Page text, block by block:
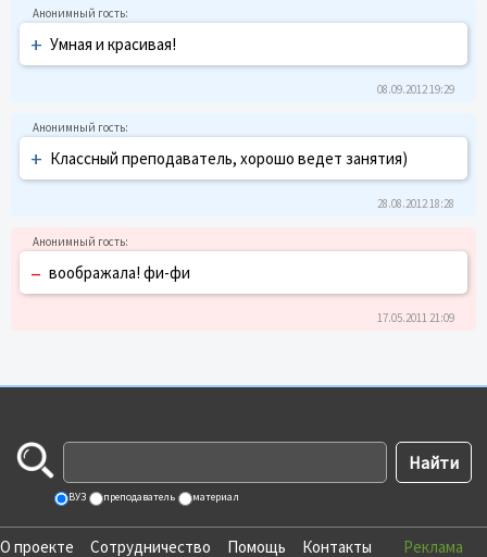
+ Умная и красивая!
08.09.2012 19:29
+ Классный преподаватель, хорошо ведет занятия)
28.08.2012 18:28
– воображала! фи-фи
17.05.2011 21:09
ВУЗ преподаватель материал
О проекте Сотрудничество Помощь Контакты Реклама